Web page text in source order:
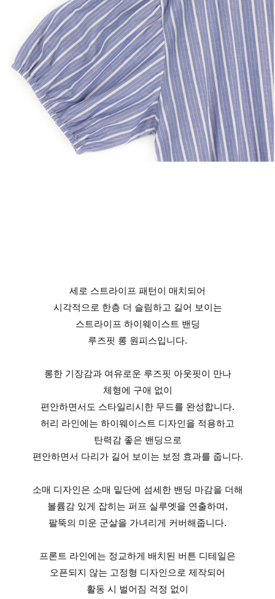
세로 스트라이프 패턴이 매치되어
시각적으로 한층 더 슬림하고 길어 보이는
스트라이프 하이웨이스트 밴딩
루즈핏 롱 원피스입니다.
롱한 기장감과 여유로운 루즈핏 아웃핏이 만나
체형에 구애 없이
편안하면서도 스타일리시한 무드를 완성합니다.
허리 라인에는 하이웨이스트 디자인을 적용하고
탄력감 좋은 밴딩으로
편안하면서 다리가 길어 보이는 보정 효과를 줍니다.
소매 디자인은 소매 밑단에 섬세한 밴딩 마감을 더해
볼륨감 있게 잡히는 퍼프 실루엣을 연출하며,
팔뚝의 미운 군살을 가녀리게 커버해줍니다.
프론트 라인에는 정교하게 배치된 버튼 디테일은
오픈되지 않는 고정형 디자인으로 제작되어
활동 시 벌어짐 걱정 없이